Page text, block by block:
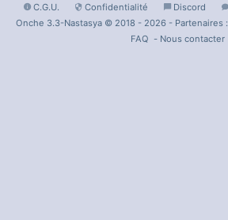
C.G.U. Confidentialité Discord
Onche 3.3-Nastasya © 2018 - 2026 - Partenaires :
FAQ - Nous contacter